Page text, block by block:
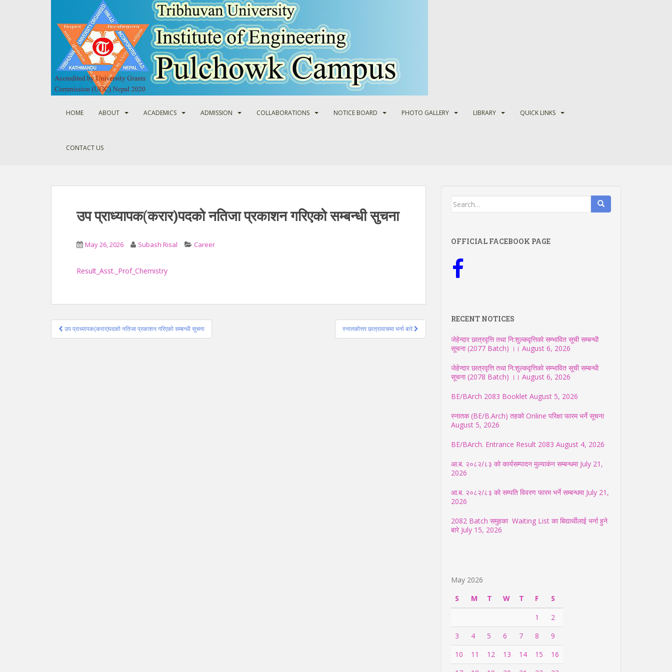
HOME ABOUT ACADEMICS ADMISSION COLLABORATIONS NOTICE BOARD PHOTO GALLERY LIBRARY QUICK LINKS
CONTACT US
उप प्राध्यापक(करार)पदको नतिजा प्रकाशन गरिएको सम्बन्धी सुचना
May 26, 2026 Subash Risal Career
Result_Asst._Prof_Chemistry
Post
navigation
उप प्राध्यापक(करार)पदको नतिजा प्रकाशन गरिएको सम्बन्धी सुचना स्नातकोत्तर छात्रावासमा भर्ना बारे
Search
OFFICIAL FACEBOOK PAGE
RECENT NOTICES
जेहेन्दार छात्रवृत्ति तथा नि:शुल्कवृत्तिको सम्भावित सूची सम्बन्धी
सूचना (2077 Batch) ।। August 6, 2026
जेहेन्दार छात्रवृत्ति तथा नि:शुल्कवृत्तिको सम्भावित सूची सम्बन्धी
सूचना (2078 Batch) ।। August 6, 2026
BE/BArch 2083 Booklet August 5, 2026
स्नातक (BE/B.Arch) तहको Online परिक्षा फारम भर्ने सूचना
August 5, 2026
BE/BArch. Entrance Result 2083 August 4, 2026
आ.ब. २०८२/८३ को कार्यसम्पादन मुल्याकंन सम्बन्धमा July 21,
2026
आ.ब. २०८२/८३ को सम्पति विवरण फारम भर्ने सम्बन्धमा July 21,
2026
2082 Batch समुहका Waiting List का बिद्यार्थीलाई भर्ना हुने
बारे July 15, 2026
May 2026
S
M T W T F
S
1
2
3
4 5 6 7 8
9
10
11 12 13 14 15
16